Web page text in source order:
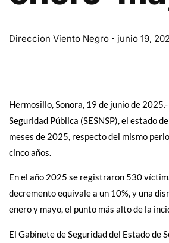
Direccion Viento Negro junio 19,
Hermosillo, Sonora, 19 de junio de
Seguridad Pública (SESNSP), el estado
meses de 2025, respecto del mismo
cinco años.
En el año 2025 se registraron 530
decremento equivale a un 10%, y una
enero y mayo, el punto más alto de la
El Gabinete de Seguridad del Estado de